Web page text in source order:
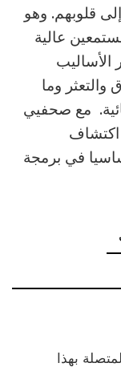
قلوبهم. وهو
عالية
الأساليب
والتعثر وما
مع صحفيي
اكتشاف
في برمجة
بهذا